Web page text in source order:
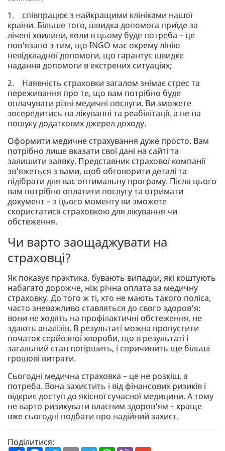
1. співпрацює з найкращими клініками нашої
країни. Більше того, швидка допомога приїде за
лічені хвилини, коли в цьому буде потреба – це
пов'язано з тим, що INGO має окрему лінію
невідкладної допомоги, що гарантує швидке
надання допомоги в екстрених ситуаціях;
2. Наявність страховки загалом знімає стрес та
переживання про те, що вам потрібно буде
оплачувати різні медичні послуги. Ви зможете
зосередитись на лікуванні та реабілітації, а не на
пошуку додаткових джерел доходу.
Оформити медичне страхування дуже просто. Вам
потрібно лише вказати свої дані на сайті та
залишити заявку. Представник страхової компанії
зв'яжеться з вами, щоб обговорити деталі та
підібрати для вас оптимальну програму. Після цього
вам потрібно оплатити послугу та отримати
документ – з цього моменту ви зможете
скористатися страховкою для лікування чи
обстеження.
Чи варто заощаджувати на
страховці?
Як показує практика, бувають випадки, які коштують
набагато дорожче, ніж річна оплата за медичну
страховку. До того ж ті, хто не мають такого поліса,
часто зневажливо ставляться до свого здоров'я:
вони не ходять на профілактичні обстеження, не
здають аналізів. В результаті можна пропустити
початок серйозної хвороби, що в результаті і
загальний стан погіршить, і спричинить ще більші
грошові витрати.
Сьогодні медична страховка – це не розкіш, а
потреба. Вона захистить і від фінансових ризиків і
відкриє доступ до якісної сучасної медицини. А тому
не варто ризикувати власним здоров'ям – краще
вже сьогодні подбати про надійний захист.
Поділитися: